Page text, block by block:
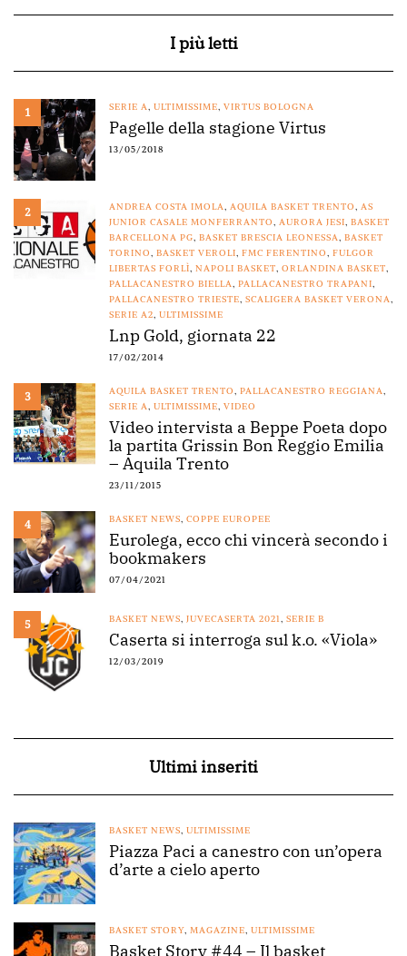
I più letti
1 SERIE A, ULTIMISSIME, VIRTUS BOLOGNA
Pagelle della stagione Virtus
13/05/2018
2 ANDREA COSTA IMOLA, AQUILA BASKET TRENTO, AS
JUNIOR CASALE MONFERRANTO, AURORA JESI, BASKET
BARCELLONA PG, BASKET BRESCIA LEONESSA, BASKET
TORINO, BASKET VEROLI, FMC FERENTINO, FULGOR
LIBERTAS FORLÌ, NAPOLI BASKET, ORLANDINA BASKET,
PALLACANESTRO BIELLA, PALLACANESTRO TRAPANI,
PALLACANESTRO TRIESTE, SCALIGERA BASKET VERONA,
SERIE A2, ULTIMISSIME
Lnp Gold, giornata 22
17/02/2014
3 AQUILA BASKET TRENTO, PALLACANESTRO REGGIANA,
SERIE A, ULTIMISSIME, VIDEO
Video intervista a Beppe Poeta dopo
la partita Grissin Bon Reggio Emilia
– Aquila Trento
23/11/2015
4 BASKET NEWS, COPPE EUROPEE
Eurolega, ecco chi vincerà secondo i
bookmakers
07/04/2021
5 BASKET NEWS, JUVECASERTA 2021, SERIE B
Caserta si interroga sul k.o. «Viola»
12/03/2019
Ultimi inseriti
BASKET NEWS, ULTIMISSIME
Piazza Paci a canestro con un’opera
d’arte a cielo aperto
BASKET STORY, MAGAZINE, ULTIMISSIME
Basket Story #44 – Il basket